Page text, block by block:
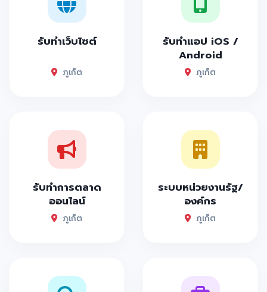
รับทำเว็บไซต์
ภูเก็ต
รับทำแอป iOS /
Android
ภูเก็ต
รับทำการตลาด
ออนไลน์
ภูเก็ต
ระบบหน่วยงานรัฐ/
องค์กร
ภูเก็ต